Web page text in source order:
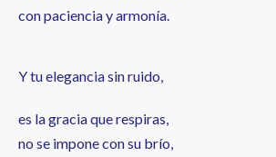
con paciencia y armonía.
Y tu elegancia sin ruido,
es la gracia que respiras,
no se impone con su brío,